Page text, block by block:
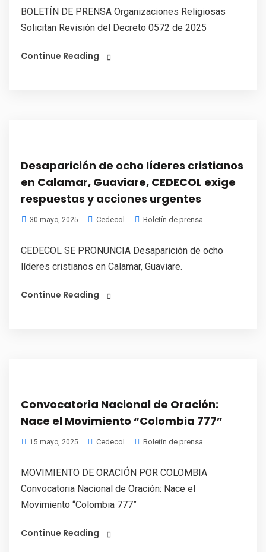
BOLETÍN DE PRENSA Organizaciones Religiosas
Solicitan Revisión del Decreto 0572 de 2025
Continue Reading
Desaparición de ocho líderes cristianos
en Calamar, Guaviare, CEDECOL exige
respuestas y acciones urgentes
30 mayo, 2025 Cedecol Boletín de prensa
CEDECOL SE PRONUNCIA Desaparición de ocho
líderes cristianos en Calamar, Guaviare.
Continue Reading
Convocatoria Nacional de Oración:
Nace el Movimiento “Colombia 777”
15 mayo, 2025 Cedecol Boletín de prensa
MOVIMIENTO DE ORACIÓN POR COLOMBIA
Convocatoria Nacional de Oración: Nace el
Movimiento “Colombia 777”
Continue Reading